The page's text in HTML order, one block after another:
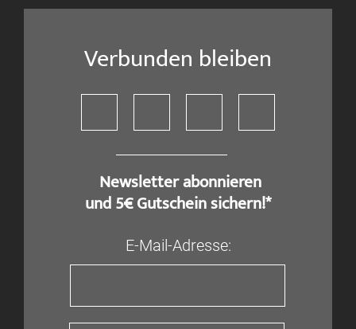
Verbunden bleiben
​ Newsletter abonnieren
und 5€ Gutschein sichern!*
E-Mail-Adresse: